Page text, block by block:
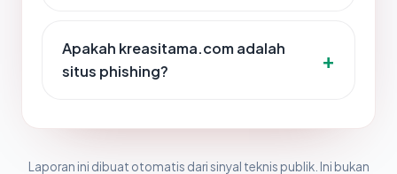
Apakah kreasitama.com adalah
situs phishing?
Laporan ini dibuat otomatis dari sinyal teknis publik. Ini bukan